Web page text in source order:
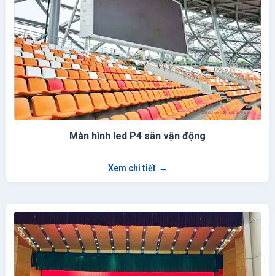
Màn hình led P4 sân vận động
Xem chi tiết →